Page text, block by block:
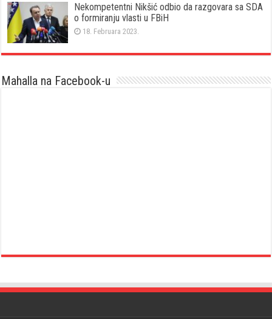
Nekompetentni Nikšić odbio da razgovara sa SDA
o formiranju vlasti u FBiH
18. Februara 2023.
Mahalla na Facebook-u